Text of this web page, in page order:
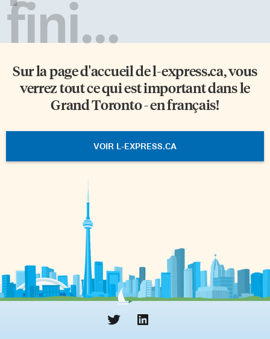
fini...
Sur la page d'accueil del-express.ca, vous
verrez tout ce qui est important dans le
Grand Toronto - en français!
VOIR L-EXPRESS.CA